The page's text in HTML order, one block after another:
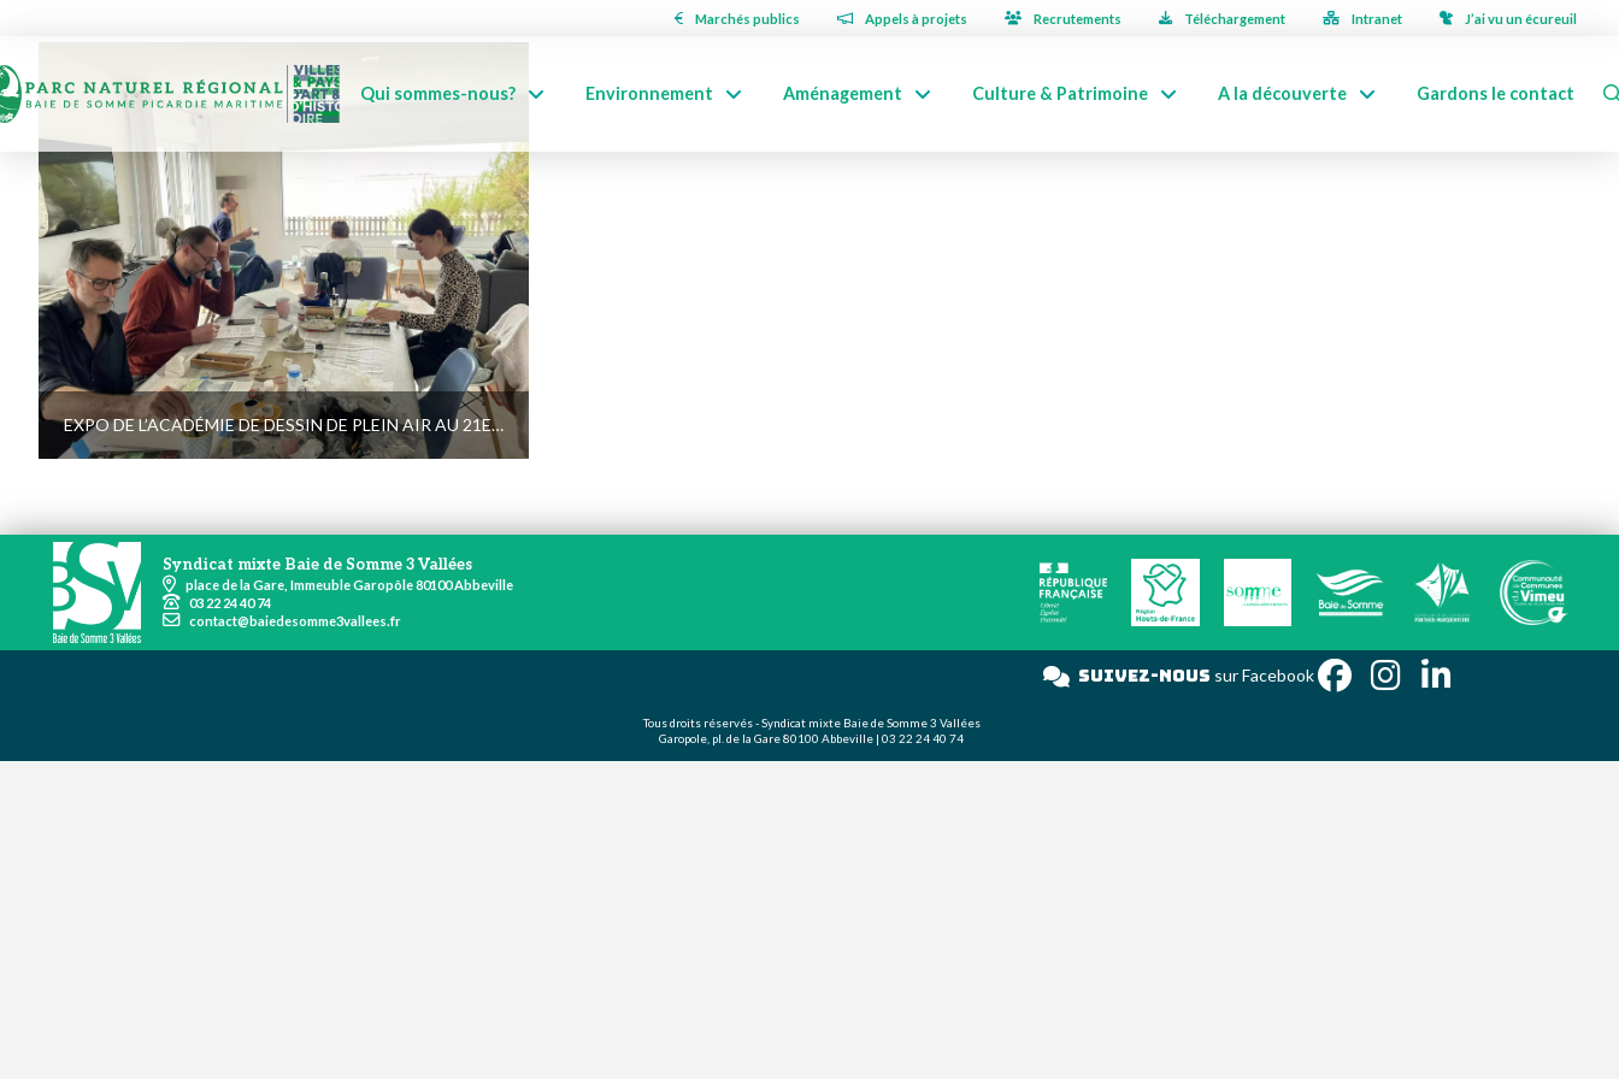
Marchés publics Appels à projets Recrutements Téléchargement Intranet J’ai vu un écureuil
Qui sommes-nous? Environnement Aménagement Culture & Patrimoine A la découverte Gardons le contact
EXPO DE L’ACADÉMIE DE DESSIN DE PLEIN AIR AU 21E SIÈCLE DU FRAC
Syndicat mixte Baie de Somme 3 Vallées
place de la Gare, Immeuble Garopôle 80100 Abbeville
03 22 24 40 74
contact@baiedesomme3vallees.fr
Suivez-nous sur Facebook
Tous droits réservés - Syndicat mixte Baie de Somme 3 Vallées
Garopole, pl. de la Gare 80100 Abbeville | 03 22 24 40 74